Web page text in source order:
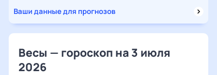
Ваши данные для прогнозов
Весы — гороскоп на 3 июля
2026